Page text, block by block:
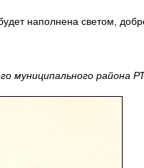
наполнена светом,
муниципального района